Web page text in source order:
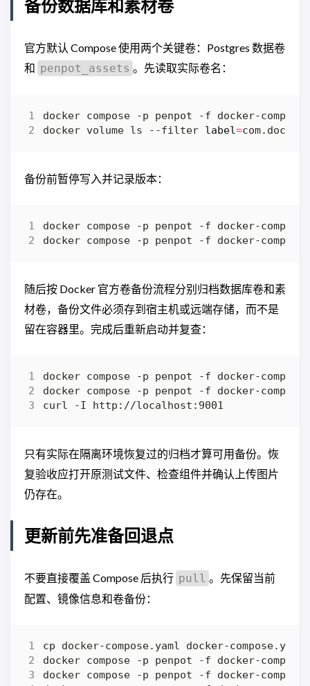
备份数据库和素材卷
官方默认 Compose 使用两个关键卷：Postgres 数据卷
和 penpot_assets 。先读取实际卷名：
docker volume ls --filter label=
备份前暂停写入并记录版本：
随后按 Docker 官方卷备份流程分别归档数据库卷和素
材卷，备份文件必须存到宿主机或远端存储，而不是
留在容器里。完成后重新启动并复查：
只有实际在隔离环境恢复过的归档才算可用备份。恢
复验收应打开原测试文件、检查组件并确认上传图片
仍存在。
更新前先准备回退点
不要直接覆盖 Compose 后执行 pull 。先保留当前
配置、镜像信息和卷备份：